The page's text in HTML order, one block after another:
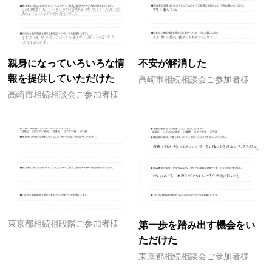
親身になっていろいろな情
報を提供していただけた
高崎市相続相談会ご参加者様
不安が解消した
高崎市相続相談会ご参加者様
東京都相続祖段階ご参加者様
第一歩を踏み出す機会をい
ただけた
東京都相続相談会ご参加者様